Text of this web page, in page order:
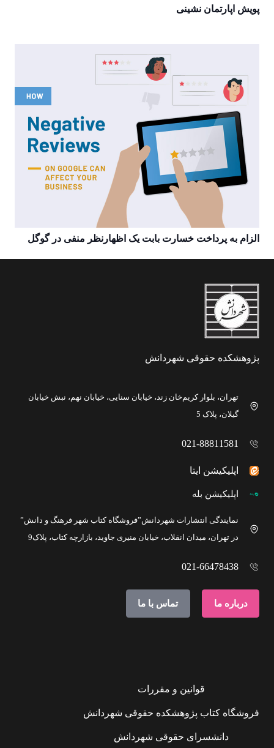
پویش اپارتمان نشینی
الزام به پرداخت خسارت بابت یک اظهارنظر منفی در گوگل
پژوهشکده حقوقی شهردانش
تهران، بلوار کریم‌خان زند، خیابان سنایی، خیابان نهم، نبش خیابان
گیلان، پلاک 5
021-88811581
اپلیکیشن ایتا
اپلیکیشن بله
نمایندگی انتشارات شهردانش”فروشگاه کتاب شهر فرهنگ و دانش”
در تهران، میدان انقلاب، خیابان منیری جاوید، بازارچه کتاب، پلاک9
021-66478438
درباره ما تماس با ما
قوانین و مقررات
فروشگاه کتاب پژوهشکده حقوقی شهردانش
دانشسرای حقوقی شهردانش